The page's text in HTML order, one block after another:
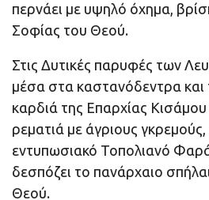
περνάει με υψηλό όχημα,
Σοφίας του Θεού.
Στις Δυτικές παρυφές των
μέσα στα καστανόδεντρα και
καρδιά της Επαρχίας
ρεματιά με άγριους γκρεμούς,
εντυπωσιακό Τοπολιανό
δεσπόζει το πανάρχαιο
Θεού.